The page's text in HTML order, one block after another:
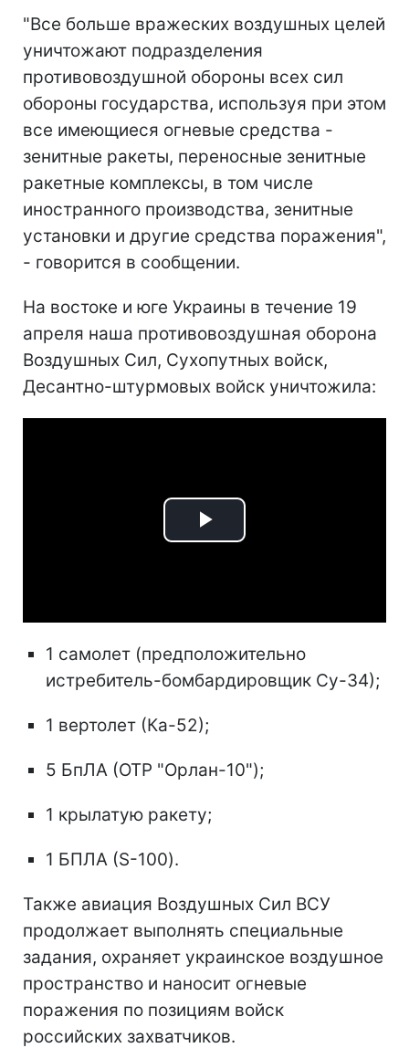
"Все больше вражеских воздушных целей
уничтожают подразделения
противовоздушной обороны всех сил
обороны государства, используя при этом
все имеющиеся огневые средства -
зенитные ракеты, переносные зенитные
ракетные комплексы, в том числе
иностранного производства, зенитные
установки и другие средства поражения",
- говорится в сообщении.
На востоке и юге Украины в течение 19
апреля наша противовоздушная оборона
Воздушных Сил, Сухопутных войск,
Десантно-штурмовых войск уничтожила:
Play
1 самолет (предположительно
истребитель-бомбардировщик Су-34);
1 вертолет (Ка-52);
5 БпЛА (ОТР "Орлан-10");
1 крылатую ракету;
1 БПЛА (S-100).
Также авиация Воздушных Сил ВСУ
продолжает выполнять специальные
задания, охраняет украинское воздушное
пространство и наносит огневые
поражения по позициям войск
российских захватчиков.